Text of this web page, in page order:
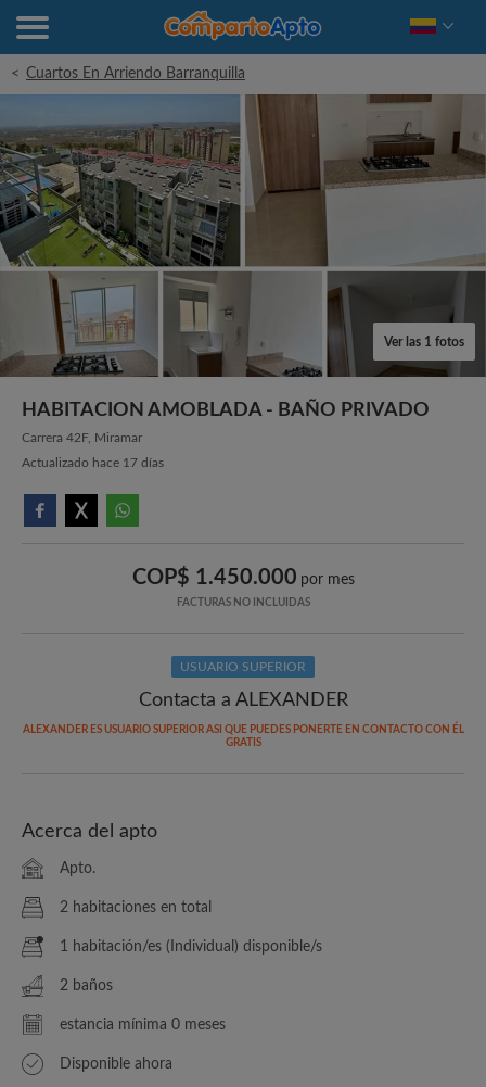
< Cuartos En Arriendo Barranquilla
Ver las 1 fotos
HABITACION AMOBLADA - BAÑO PRIVADO
Carrera 42F, Miramar
Actualizado hace 17 días
COP$ 1.450.000 por mes
FACTURAS NO INCLUIDAS
USUARIO SUPERIOR
Contacta a ALEXANDER
ALEXANDER ES USUARIO SUPERIOR ASI QUE PUEDES PONERTE EN CONTACTO CON ÉL
GRATIS
Acerca del apto
Apto.
2 habitaciones en total
1 habitación/es (Individual) disponible/s
2 baños
estancia mínima 0 meses
Disponible ahora